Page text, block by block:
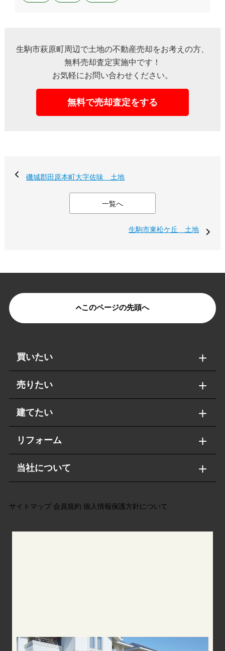
生駒市萩原町周辺で土地の不動産売却をお考えの方、
無料売却査定実施中です！
お気軽にお問い合わせください。
無料で売却査定をする
磯城郡田原本町大字佐味 土地
一覧へ
生駒市東松ケ丘 土地
このページの先頭へ
買いたい
売りたい
建てたい
リフォーム
当社について
サイトマップ 会員規約 個人情報保護方針について